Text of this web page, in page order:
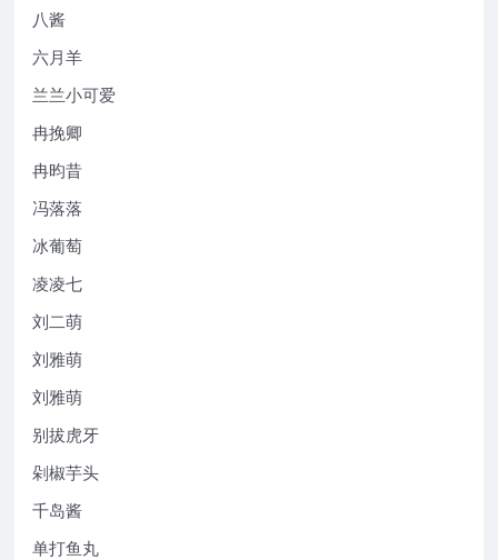
八酱
六月羊
兰兰小可爱
冉挽卿
冉昀昔
冯落落
冰葡萄
凌凌七
刘二萌
刘雅萌
刘雅萌
别拔虎牙
剁椒芋头
千岛酱
单打鱼丸